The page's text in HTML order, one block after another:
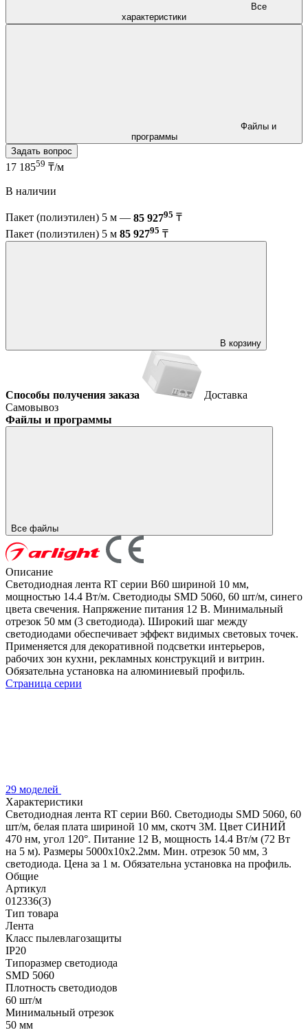
характеристики
программы
Задать вопрос
17 18559 ₸/м
В наличии
Пакет (полиэтилен) 5 м — 85 92795 ₸
Пакет (полиэтилен) 5 м 85 92795 ₸
В корзину
Способы получения заказа
Доставка
Самовывоз
Файлы и программы
Все файлы
Описание
Светодиодная лента RT серии B60 шириной 10 мм,
мощностью 14.4 Вт/м. Светодиоды SMD 5060, 60 шт/м, синего
цвета свечения. Напряжение питания 12 В. Минимальный
отрезок 50 мм (3 светодиода). Широкий шаг между
светодиодами обеспечивает эффект видимых световых точек.
Применяется для декоративной подсветки интерьеров,
рабочих зон кухни, рекламных конструкций и витрин.
Обязательна установка на алюминиевый профиль.
Страница серии
29 моделей
Характеристики
Светодиодная лента RT серии B60. Светодиоды SMD 5060, 60
шт/м, белая плата шириной 10 мм, скотч 3M. Цвет СИНИЙ
470 нм, угол 120°. Питание 12 В, мощность 14.4 Вт/м (72 Вт
на 5 м). Размеры 5000x10x2.2мм. Мин. отрезок 50 мм, 3
светодиода. Цена за 1 м. Обязательна установка на профиль.
Общие
Артикул
012336(3)
Тип товара
Лента
Класс пылевлагозащиты
IP20
Типоразмер светодиода
SMD 5060
Плотность светодиодов
60 шт/м
Минимальный отрезок
50 мм